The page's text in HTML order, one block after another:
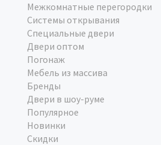
Межкомнатные перегородки
Системы открывания
Специальные двери
Двери оптом
Погонаж
Мебель из массива
Бренды
Двери в шоу-руме
Популярное
Новинки
Скидки